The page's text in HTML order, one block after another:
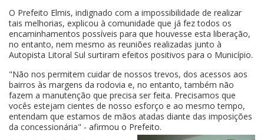
O Prefeito Elmis, indignado com a impossibilidade de realizar
tais melhorias, explicou à comunidade que já fez todos os
encaminhamentos possíveis para que houvesse esta liberação,
no entanto, nem mesmo as reuniões realizadas junto à
Autopista Litoral Sul surtiram efeitos positivos para o Município.
"Não nos permitem cuidar de nossos trevos, dos acessos aos
bairros às margens da rodovia e, no entanto, também não
fazem a manutenção que precisa ser feita. Precisamos que
vocês estejam cientes de nosso esforço e ao mesmo tempo,
entendam que estamos de mãos atadas diante das imposições
da concessionária" - afirmou o Prefeito.